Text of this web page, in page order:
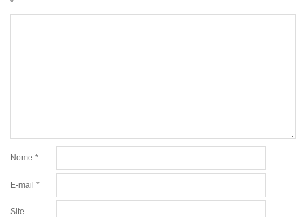
*
Nome *
E-mail *
Site